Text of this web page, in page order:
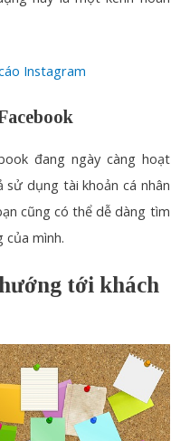
Instagram
đang ngày càng hoạt
sử dụng tài khoản cá nhân
cũng có thể dễ dàng tìm
của mình.
tới khách